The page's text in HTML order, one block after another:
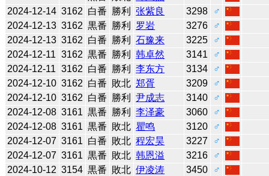
2024-12-14 3162 白番 勝利 张紫良 3298
♂
2024-12-13 3162 黒番 勝利 罗岩 3276
♂
2024-12-13 3162 白番 勝利 石豫来 3225
♂
2024-12-11 3162 黒番 勝利 韩卓然 3141
♂
2024-12-11 3162 白番 勝利 李东方 3134
♂
2024-12-10 3162 白番 敗北 郑胥 3209
♂
2024-12-10 3162 白番 勝利 尹成志 3140
♂
2024-12-08 3161 黒番 勝利 李泽豪 3060
♂
2024-12-08 3161 黒番 敗北 瞿鸣 3120
♂
2024-12-07 3161 白番 敗北 程宏昊 3227
♂
2024-12-07 3161 黒番 敗北 韩恩溢 3216
♂
2024-10-12 3154 黒番 敗北 伊凌涛 3450 ♂